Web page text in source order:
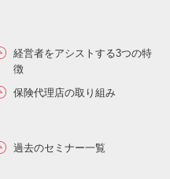
経営者をアシストする3つの特
徴
保険代理店の取り組み
過去のセミナー一覧